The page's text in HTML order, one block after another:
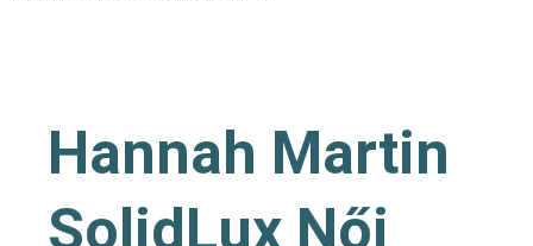
Hannah Martin
SolidLux Női